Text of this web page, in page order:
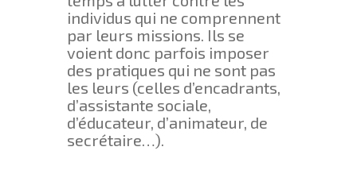
individus qui ne comprennent
par leurs missions. Ils se
voient donc parfois imposer
des pratiques qui ne sont pas
les leurs (celles d’encadrants,
d’assistante sociale,
d’éducateur, d’animateur, de
secrétaire…).